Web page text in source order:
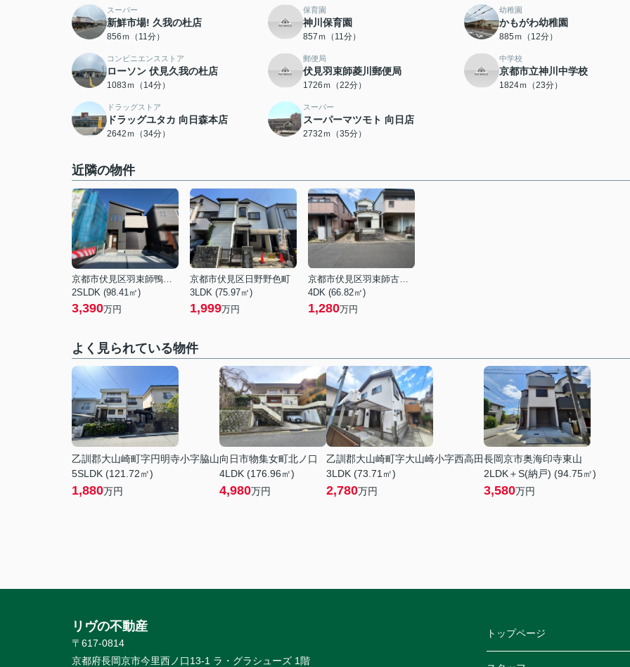
スーパー
新鮮市場! 久我の杜店
856ｍ（11分）
保育園
神川保育園
857ｍ（11分）
幼稚園
かもがわ幼稚園
885ｍ（12分）
コンビニエンスストア
ローソン 伏見久我の杜店
1083ｍ（14分）
郵便局
伏見羽束師菱川郵便局
1726ｍ（22分）
中学校
京都市立神川中学校
1824ｍ（23分）
ドラッグストア
ドラッグユタカ 向日森本店
2642ｍ（34分）
スーパー
スーパーマツモト 向日店
2732ｍ（35分）
近隣の物件
京都市伏見区羽束師鴨川町
2SLDK (98.41㎡)
3,390万円
京都市伏見区日野野色町
3LDK (75.97㎡)
1,999万円
京都市伏見区羽束師古川町
4DK (66.82㎡)
1,280万円
よく見られている物件
乙訓郡大山崎町字円明寺小字脇山
5SLDK (121.72㎡)
1,880万円
向日市物集女町北ノ口
4LDK (176.96㎡)
4,980万円
乙訓郡大山崎町字大山崎小字西高田
3LDK (73.71㎡)
2,780万円
長岡京市奥海印寺東山
2LDK＋S(納戸) (94.75㎡)
3,580万円
リヴの不動産
〒617-0814
京都府長岡京市今里西ノ口13-1 ラ・グラシューズ 1階
トップページ